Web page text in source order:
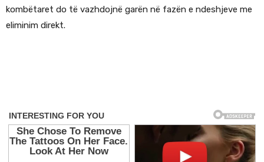
kombëtaret do të vazhdojnë garën në fazën e ndeshjeve me
eliminim direkt.